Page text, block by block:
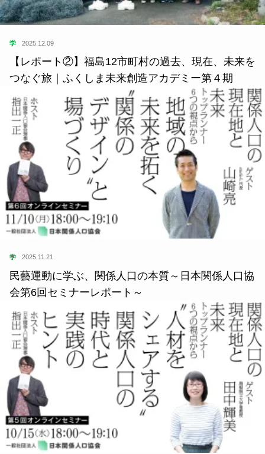
学 2025.12.09
【レポート②】福島12市町村の過去、現在、未来を
つなぐ旅｜ふくしま未来創造アカデミー第４期
学 2025.11.21
民藝運動に学ぶ、関係人口の本質～日本関係人口協
会第6回セミナーレポート～